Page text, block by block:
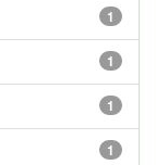
1
1
1
1